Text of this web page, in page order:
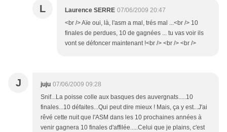
L Laurence SERRE 07/06/2009 20:47
<br /> Aïe oui, là, l'asm a mal, trés mal ...<br /> 10
finales de perdues, 10 de gagnées ... tu vas voir ils
vont se défoncer maintenant !<br /> <br /> <br />
J juju 07/06/2009 09:28
Snif...La poisse colle aux basques des auvergnats.....10
finales...10 défaites...Qui peut dire mieux ! Mais, ça y est...J'ai
rêvé cette nuit que l'ASM dans les 10 prochaines années à
venir gagnera 10 finales d'affilée.....Celui que je plains, c'est